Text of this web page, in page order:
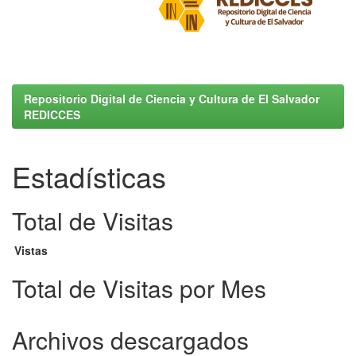
Repositorio Digital de Ciencia y Cultura de El Salvador
REDICCES
Estadísticas
Total de Visitas
Vistas
Total de Visitas por Mes
Archivos descargados